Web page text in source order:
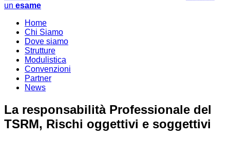
un esame
Home
Chi Siamo
Dove siamo
Strutture
Modulistica
Convenzioni
Partner
News
La responsabilità Professionale del
TSRM, Rischi oggettivi e soggettivi